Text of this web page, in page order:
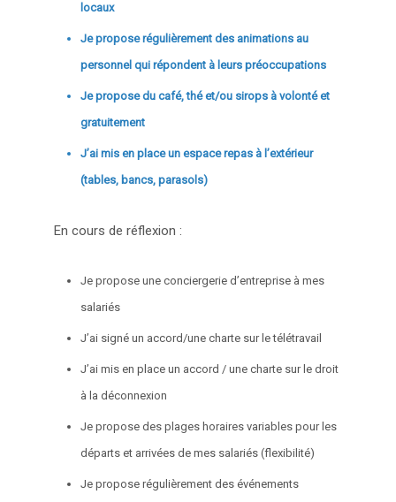
locaux
Je propose régulièrement des animations au
personnel qui répondent à leurs préoccupations
Je propose du café, thé et/ou sirops à volonté et
gratuitement
J’ai mis en place un espace repas à l’extérieur
(tables, bancs, parasols)
En cours de réflexion :
Je propose une conciergerie d’entreprise à mes
salariés
J’ai signé un accord/une charte sur le télétravail
J’ai mis en place un accord / une charte sur le droit
à la déconnexion
Je propose des plages horaires variables pour les
départs et arrivées de mes salariés (flexibilité)
Je propose régulièrement des événements